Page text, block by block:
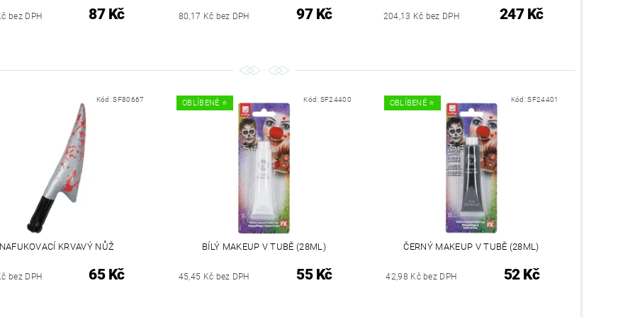
bez DPH 87 Kč 80,17 Kč bez DPH 97 Kč 204,13 Kč bez DPH 247 Kč
Kód:SF80667
NAFUKOVACÍ KRVAVÝ NŮŽ
bez DPH 65 Kč
OBLÍBENÉ ⭐️ Kód: SF24400
BÍLÝ MAKEUP V TUBĚ (28ML)
45,45 Kč bez DPH 55 Kč
OBLÍBENÉ ⭐️ Kód:SF24401
ČERNÝ MAKEUP V TUBĚ (28ML)
42,98 Kč bez DPH 52 Kč